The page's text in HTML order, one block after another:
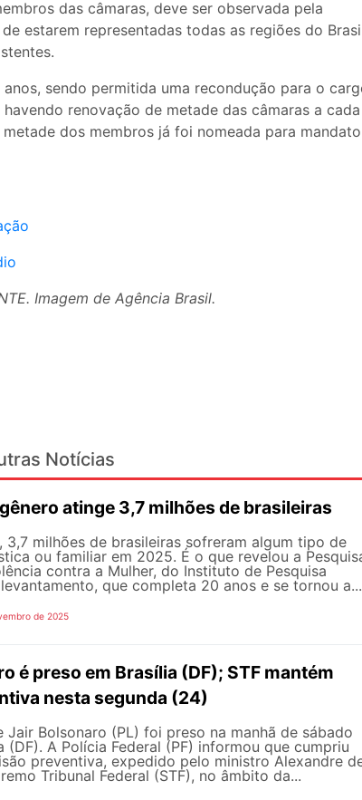
das câmaras, deve ser observada pela
estarem representadas todas as regiões do
sendo permitida uma recondução para o
renovação de metade das câmaras a cada
dos membros já foi nomeada para mandato
Imagem de Agência Brasil.
Notícias
atinge 3,7 milhões de brasileiras
3,7 milhões de brasileiras sofreram algum tipo de
ou familiar em 2025. É o que revelou a
contra a Mulher, do Instituto de Pesquisa
que completa 20 anos e se tornou a...
de 2025
é preso em Brasília (DF); STF mantém
nesta segunda (24)
Jair Bolsonaro (PL) foi preso na manhã de sábado
(DF). A Polícia Federal (PF) informou que cumpriu
preventiva, expedido pelo ministro Alexandre
Tribunal Federal (STF), no âmbito da...